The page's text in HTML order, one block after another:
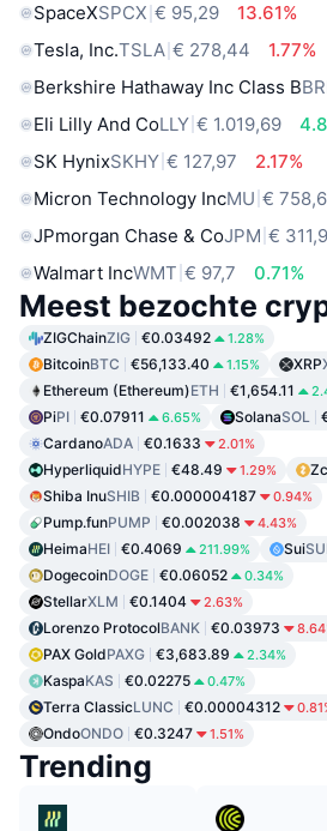
SpaceXSPCX € 95,29
13.61%
Tesla, Inc.TSLA € 278,44
1.77%
Berkshire Hathaway Inc Class B
Eli Lilly And CoLLY € 1.019,69
SK HynixSKHY € 127,97
2.17%
Micron Technology IncMU €
JPmorgan Chase & CoJPM €
Walmart IncWMT € 97,7 0.71%
Meest bezochte
ZIGChainZIG €0.03492 1.28%
BitcoinBTC €56,133.40 1.15% XRP
Ethereum (Ethereum)ETH €1,654.11
PiPI €0.07911 6.65% SolanaSOL
CardanoADA €0.1633 2.01%
HyperliquidHYPE €48.49 1.29%
Shiba InuSHIB €0.000004187 0.94%
Pump.funPUMP €0.002038 4.43%
HeimaHEI €0.4069 211.99% Sui
DogecoinDOGE €0.06052 0.34%
StellarXLM €0.1404 2.63%
Lorenzo ProtocolBANK €0.03973
PAX GoldPAXG €3,683.89 2.34%
KaspaKAS €0.02275 0.47%
Terra ClassicLUNC €0.00004312
OndoONDO €0.3247 1.51%
Trending